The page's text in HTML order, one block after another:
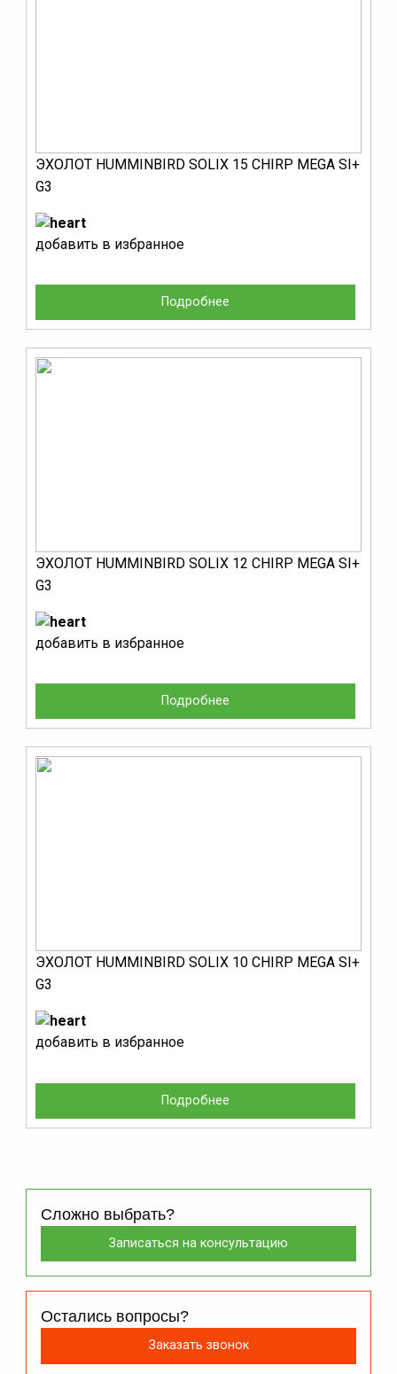
ЭХОЛОТ HUMMINBIRD SOLIX 15 CHIRP MEGA SI+
G3
Подробнее
добавить в избранное
ЭХОЛОТ HUMMINBIRD SOLIX 12 CHIRP MEGA SI+
G3
Подробнее
добавить в избранное
ЭХОЛОТ HUMMINBIRD SOLIX 10 CHIRP MEGA SI+
G3
Подробнее
добавить в избранное
Сложно выбрать?
Записаться на консультацию
Остались вопросы?
Заказать звонок